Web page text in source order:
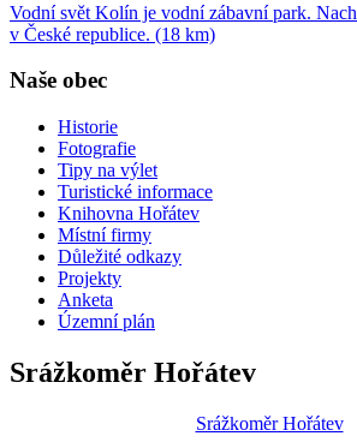
Vodní svět Kolín je vodní zábavní park.
v České republice. (18 km)
Naše obec
Historie
Fotografie
Tipy na výlet
Turistické informace
Knihovna Hořátev
Místní firmy
Důležité odkazy
Projekty
Anketa
Územní plán
Srážkoměr Hořátev
Srážkoměr Hořátev